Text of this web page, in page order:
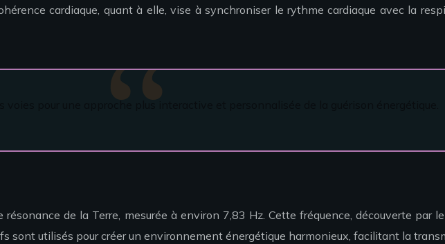
cardiaque, quant à elle, vise à synchroniser le rythme cardiaque avec la
de la Terre, mesurée à environ 7,83 Hz. Cette fréquence, découverte
sont utilisés pour créer un environnement énergétique harmonieux, facilitant la